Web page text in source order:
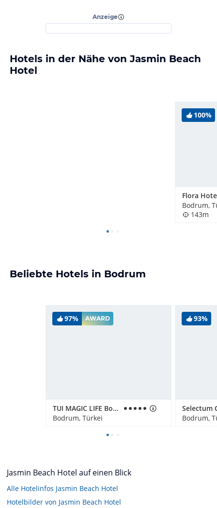
Anzeige
Hotels in der Nähe von Jasmin Beach
Hotel
100%
Flora
Bodrum,
143m
Beliebte Hotels in Bodrum
97% AWARD
TUI MAGIC LIFE Bodrum - Adult Only (16+)
Bodrum, Türkei
93%
Bodrum,
Jasmin Beach Hotel auf einen Blick
Alle Hotelinfos Jasmin Beach Hotel
Hotelbilder von Jasmin Beach Hotel